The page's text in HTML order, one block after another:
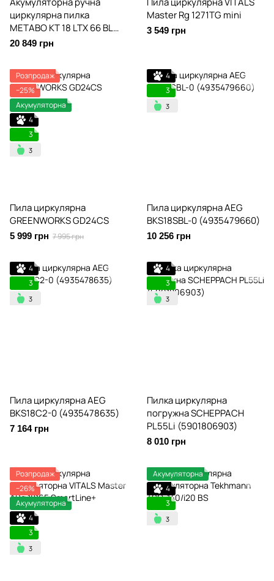
циркулярна пилка
METABO KT 18 LTX 66 BL
(601866840)
20 849 грн
Master Rg 1271TG mini
3 549 грн
Розпродаж
−25%
Акумуляторна
4
3
Пила циркулярна
GREENWORKS GD24CS
5 999 грн 7 995 грн
4
3
Пила циркулярна AEG
BKS18SBL-0 (4935479660)
10 256 грн
4
3
Пила циркулярна AEG
BKS18C2-0 (4935478635)
7 164 грн
4
3
Пилка циркулярна
погружна SCHEPPACH
PL55Li (5901806903)
8 010 грн
Розпродаж
−26%
Акумуляторна
4
3
Акумуляторна
4
3